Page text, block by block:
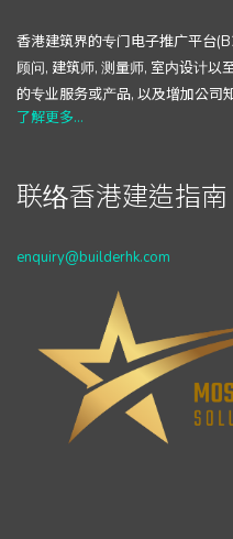
香港建筑界的专门电子推广平台
顾问, 建筑师, 测量师, 室内设计以
的专业服务或产品, 以及增加公司
了解更多...
联络香港建造指南
enquiry@builderhk.com